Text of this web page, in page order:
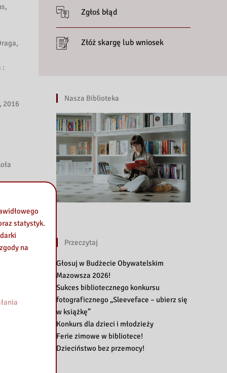
:
2016
i
Zgłoś błąd
Złóż skargę lub wniosek
Nasza Biblioteka
Przeczytaj
Głosuj w Budżecie Obywatelskim
Mazowsza 2026!
Sukces bibliotecznego konkursu
fotograficznego „Sleeveface – ubierz się
w książkę”
Konkurs dla dzieci i młodzieży
Ferie zimowe w bibliotece!
Dzieciństwo bez przemocy!
statystyk.
na